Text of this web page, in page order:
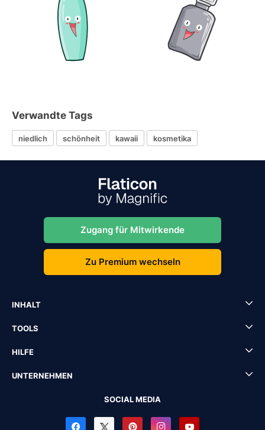
Verwandte Tags
niedlich schönheit kawaii kosmetika
Zugang für Mitwirkende
Zu Premium wechseln
INHALT
TOOLS
HILFE
UNTERNEHMEN
SOCIAL MEDIA